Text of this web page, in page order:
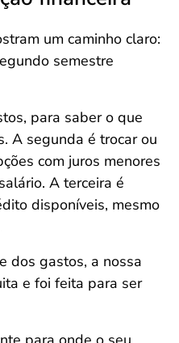
um caminho claro:
semestre
para saber o que
A segunda é trocar ou
com juros menores
A terceira é
disponíveis, mesmo
dos gastos, a nossa
e foi feita para ser